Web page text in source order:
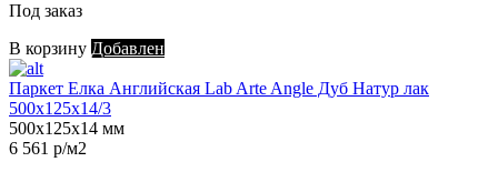
Под заказ
В корзину Добавлен
Паркет Елка Английская Lab Arte Angle Дуб Натур лак
500х125х14/3
500х125х14 мм
6 561 р/м2